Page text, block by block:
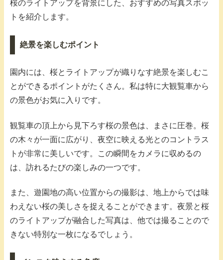
桜のライトアップを背景にした、おすすめの写真スポッ
トを紹介します。
絶景を楽しむポイント
園内には、桜とライトアップが織りなす絶景を楽しむこ
とができるポイントがたくさん。私は特に大観覧車から
の景色がお気に入りです。
観覧車の頂上から見下ろす桜の景色は、まさに圧巻。桜
の木々が一面に広がり、夜空に映える光とのコントラス
トが非常に美しいです。この瞬間をカメラに収めるの
は、訪れるたびの楽しみの一つです。
また、遊園地の高い位置からの撮影は、地上からでは味
わえない桜の美しさを捉えることができます。夜景と桜
のライトアップが融合した写真は、他では撮ることので
きない特別な一枚になるでしょう。